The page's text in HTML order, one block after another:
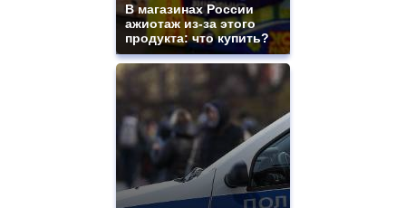
В магазинах России
ажиотаж из-за этого
продукта: что купить?